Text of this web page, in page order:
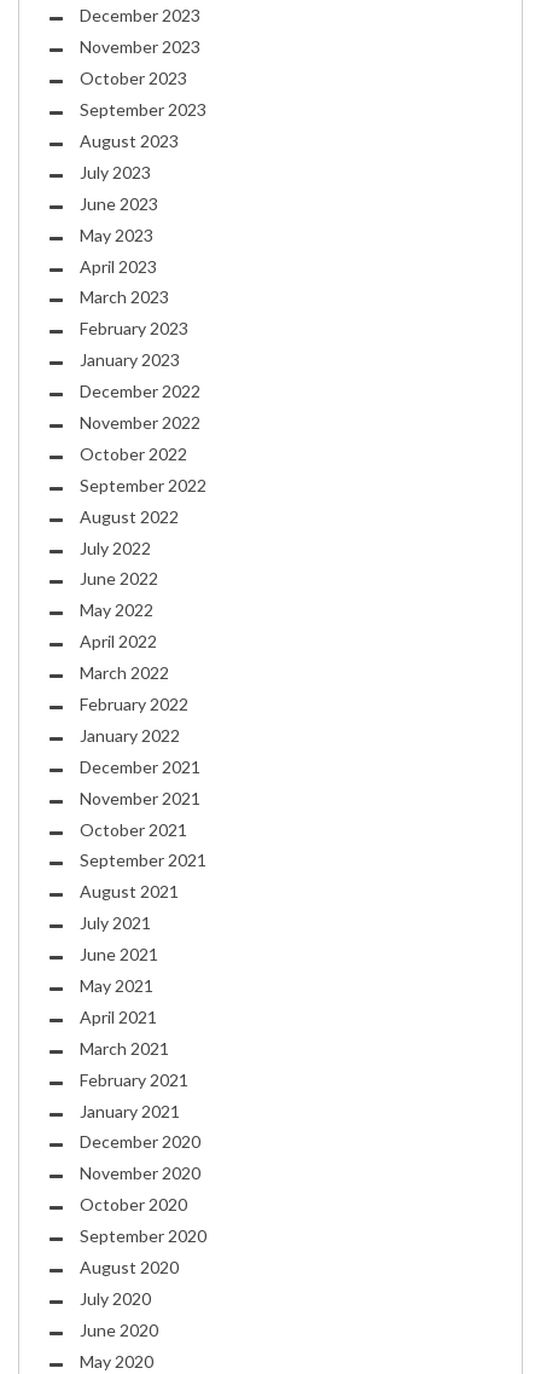
December 2023
November 2023
October 2023
September 2023
August 2023
July 2023
June 2023
May 2023
April 2023
March 2023
February 2023
January 2023
December 2022
November 2022
October 2022
September 2022
August 2022
July 2022
June 2022
May 2022
April 2022
March 2022
February 2022
January 2022
December 2021
November 2021
October 2021
September 2021
August 2021
July 2021
June 2021
May 2021
April 2021
March 2021
February 2021
January 2021
December 2020
November 2020
October 2020
September 2020
August 2020
July 2020
June 2020
May 2020